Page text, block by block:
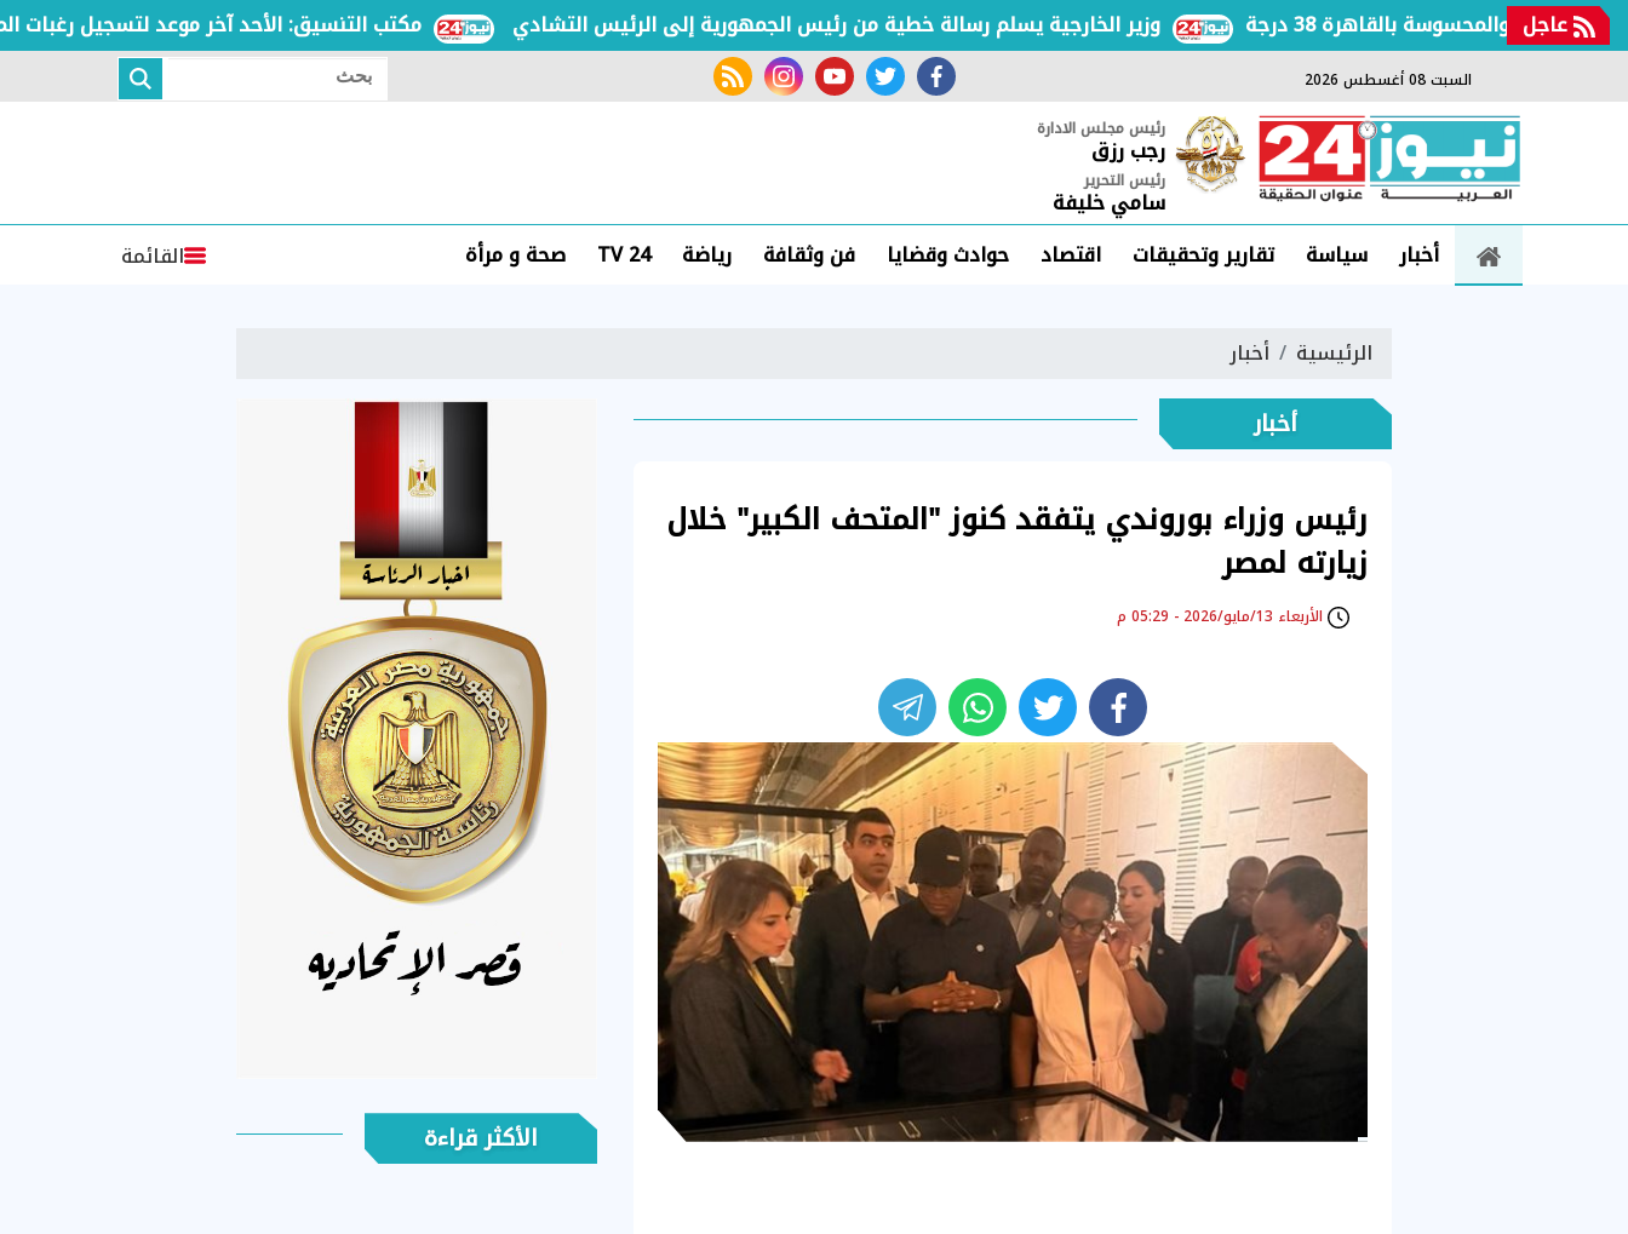
عاجل مكتب التنسيق: الأحد آخر موعد لتسجيل رغبات وزير الخارجية يسلم رسالة خطية من رئيس الجمهورية إلى الرئيس التشادي والمحسوسة بالقاهرة 38 درجة
السبت 08 أغسطس 2026 facebook
twitter
youtube
instagram
rss feed
بحث
رئيس مجلس الادارة
رجب رزق
رئيس التحرير
سامي خليفة
أخبار
سياسة تقارير وتحقيقات اقتصاد حوادث وقضايا فن وثقافة رياضة TV 24 صحة و مرأة القائمة
الرئيسية أخبار
أخبار
رئيس وزراء بوروندي يتفقد كنوز "المتحف الكبير" خلال
زيارته لمصر
الأربعاء 13/مايو/2026 - 05:29 م
الأكثر قراءة